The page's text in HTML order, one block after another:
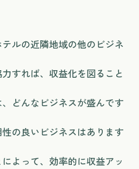
ルの近隣地域の他のビジネ
すれば、収益化を図ること
どんなビジネスが盛んです
の良いビジネスはあります
よって、効率的に収益アッ